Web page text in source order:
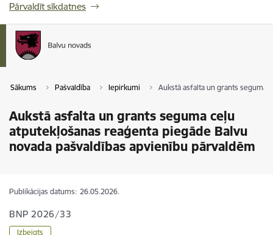
Pārvaldīt sīkdatnes
Sākums Pašvaldība Iepirkumi Aukstā asfalta un grants seguma
Aukstā asfalta un grants seguma ceļu
atputekļošanas reaģenta piegāde Balvu
novada pašvaldības apvienību pārvaldēm
Publikācijas datums: 26.05.2026.
BNP 2026/33
Izbeigts